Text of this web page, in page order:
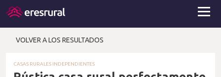
VOLVER A LOS RESULTADOS
CASAS RURALES INDEPENDIENTES